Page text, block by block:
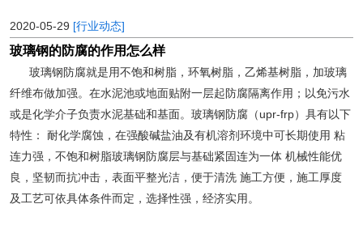
2020-05-29 [行业动态]
玻璃钢的防腐的作用怎么样
玻璃钢防腐就是用不饱和树脂，环氧树脂，乙烯基树脂，加玻璃
纤维布做加强。在水泥池或地面贴附一层起防腐隔离作用；以免污水
或是化学介子负责水泥基础和基面。玻璃钢防腐（upr-frp）具有以下
特性： 耐化学腐蚀，在强酸碱盐油及有机溶剂环境中可长期使用 粘
连力强，不饱和树脂玻璃钢防腐层与基础紧固连为一体 机械性能优
良，坚韧而抗冲击，表面平整光洁，便于清洗 施工方便，施工厚度
及工艺可依具体条件而定，选择性强，经济实用。